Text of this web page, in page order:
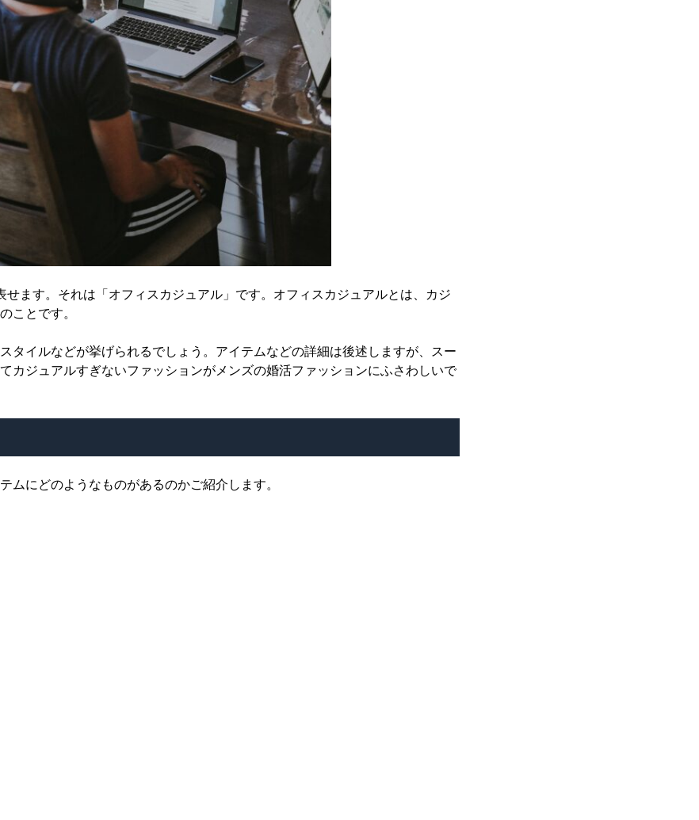
ます。それは「オフィスカジュアル」です。オフィスカジュアルとは、カジ
ことです。
タイルなどが挙げられるでしょう。アイテムなどの詳細は後述しますが、スー
カジュアルすぎないファッションがメンズの婚活ファッションにふさわしいで
ムにどのようなものがあるのかご紹介します。